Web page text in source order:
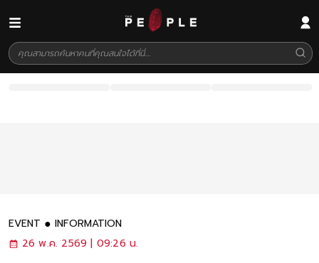
EVENT
INFORMATION
26 พ.ค. 2569 | 09:26 น.